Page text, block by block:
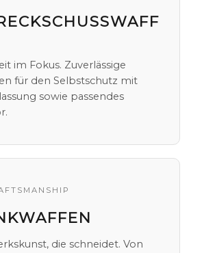
im Fokus. Zuverlässige
für den Selbstschutz mit
sowie passendes
die schneidet. Von